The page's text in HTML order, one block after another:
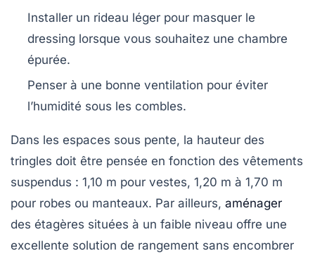
Installer un rideau léger pour masquer le
dressing lorsque vous souhaitez une chambre
épurée.
Penser à une bonne ventilation pour éviter
l’humidité sous les combles.
Dans les espaces sous pente, la hauteur des
tringles doit être pensée en fonction des vêtements
suspendus : 1,10 m pour vestes, 1,20 m à 1,70 m
pour robes ou manteaux. Par ailleurs, aménager
des étagères situées à un faible niveau offre une
excellente solution de rangement sans encombrer